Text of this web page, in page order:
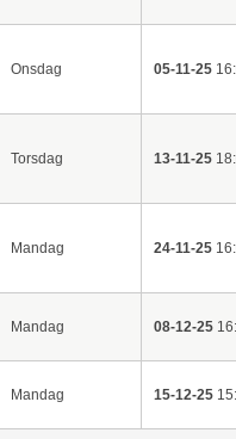
Onsdag 05-11-25
Torsdag 13-11-25
Mandag 24-11-25
Mandag 08-12-25
Mandag 15-12-25